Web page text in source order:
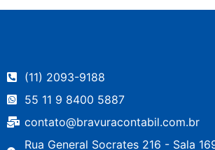
(11) 2093-9188
55 11 9 8400 5887
contato@bravuracontabil.com.br
Rua General Socrates 216 - Sala